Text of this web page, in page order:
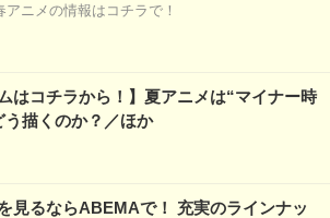
アニメの情報はコチラで！
ムはコチラから！】夏アニメは“マイナー時
う描くのか？／ほか
見るならABEMAで！ 充実のラインナッ